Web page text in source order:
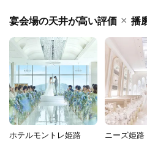
宴会場の天井が高い評価 × 播
ホテルモントレ姫路
ニーズ姫